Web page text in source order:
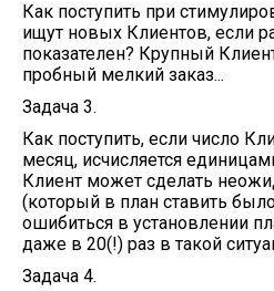
Как поступить при
ищут новых Клиентов, если
показателен? Крупный
пробный мелкий заказ...
Задача 3.
Как поступить, если число
месяц, исчисляется
Клиент может сделать
(который в план ставить
ошибиться в установлении
даже в 20(!) раз в такой
Задача 4.